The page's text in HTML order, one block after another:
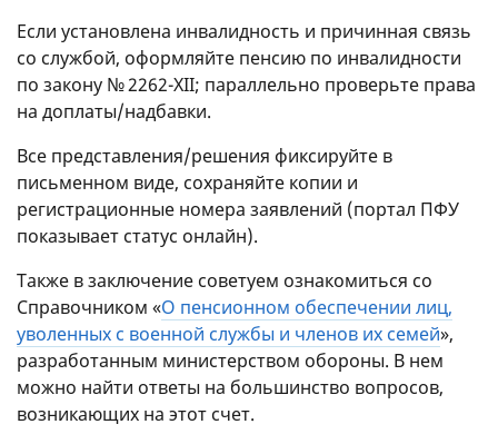
Если установлена ​​инвалидность и причинная связь
со службой, оформляйте пенсию по инвалидности
по закону № 2262-XII; параллельно проверьте права
на доплаты/надбавки.
Все представления/решения фиксируйте в
письменном виде, сохраняйте копии и
регистрационные номера заявлений (портал ПФУ
показывает статус онлайн).
Также в заключение советуем ознакомиться со
Справочником «О пенсионном обеспечении лиц,
уволенных с военной службы и членов их семей»,
разработанным министерством обороны. В нем
можно найти ответы на большинство вопросов,
возникающих на этот счет.